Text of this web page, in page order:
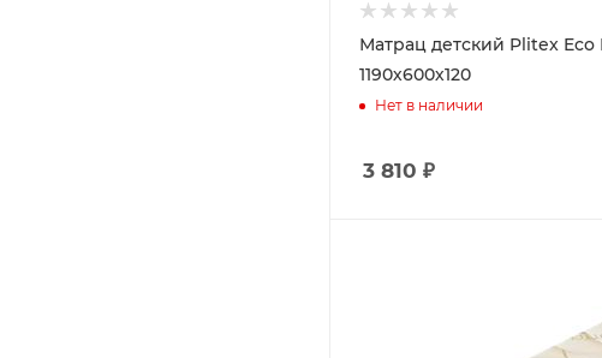
Матрац детский Plitex Eco
1190х600х120
Нет в наличии
3 810 ₽